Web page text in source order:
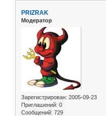
PRIZRAK
Модератор
Зарегистрирован: 2005-09-23
Приглашений: 0
Сообщений: 729